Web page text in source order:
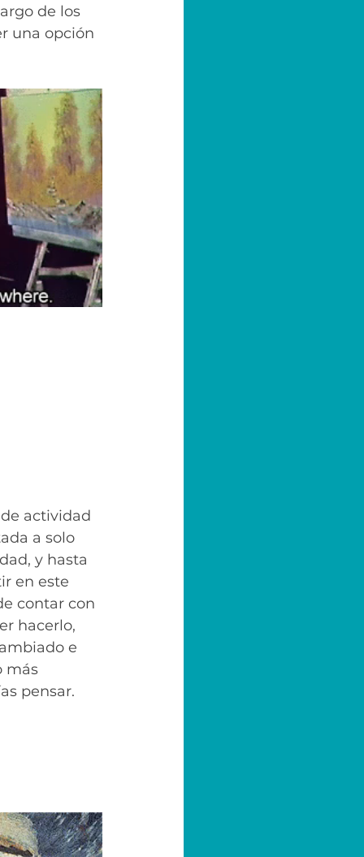
de los
una opción
actividad
a solo
y hasta
en este
contar con
hacerlo,
e
más
pensar.